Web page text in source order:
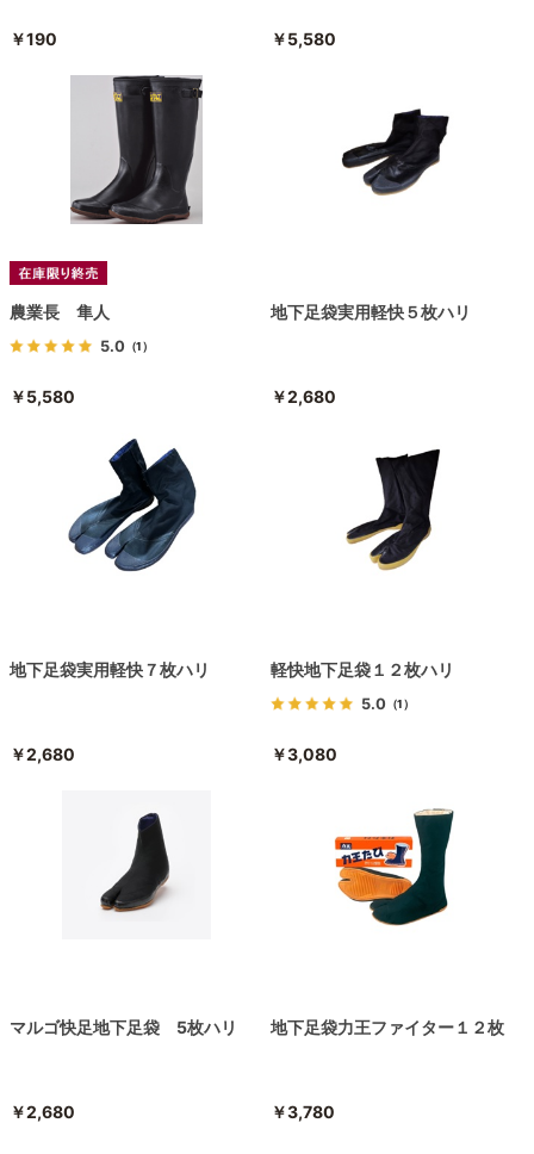
￥190 ￥5,580
農業長 隼人
5.0 （1）
￥5,580
地下足袋実用軽快５枚ハリ
￥2,680
地下足袋実用軽快７枚ハリ
￥2,680
軽快地下足袋１２枚ハリ
5.0 （1）
￥3,080
マルゴ快足地下足袋 5枚ハリ
￥2,680
地下足袋力王ファイター１２枚
￥3,780